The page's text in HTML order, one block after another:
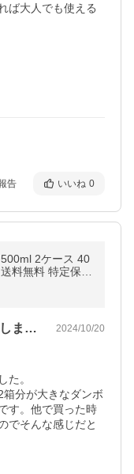
ば大人でも使える
告 いいね 0
2ケース 40
料無料 特定保健
買った時の最安値だったので購入しました… 2024/10/20
た。
分が大きなダンボ
す。他で買った時
でそんな感じだと